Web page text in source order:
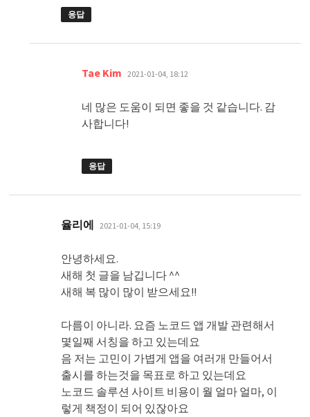
응답
Tae Kim 댓
글:
2021-01-04, 18:12
네 많은 도움이 되면 좋을 것 같습니다. 감
사합니다!
응답
율리에 댓
글:
2021-01-04, 15:19
안녕하세요.
새해 첫 글을 남깁니다 ^^
새해 복 많이 많이 받으세요!!
다름이 아니라. 요즘 노코드 앱 개발 관련해서
몇일째 서칭을 하고 있는데요
음 저는 고민이 가볍게 앱을 여러개 만들어서
출시를 하는것을 목표로 하고 있는데요
노코드 솔루션 사이트 비용이 월 얼마 얼마, 이
렇게 책정이 되어 있잖아요